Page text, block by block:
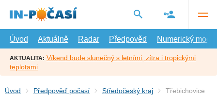
hlavní
Úvod
Aktuálně Radar Předpověď Numerický model
AKTUALITA: Víkend bude slunečný s letními, zítra i tropickými
teplotami
Úvod Předpověď počasí Středočeský kraj Třebichovice